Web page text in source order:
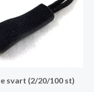
svart (2/20/100 st)